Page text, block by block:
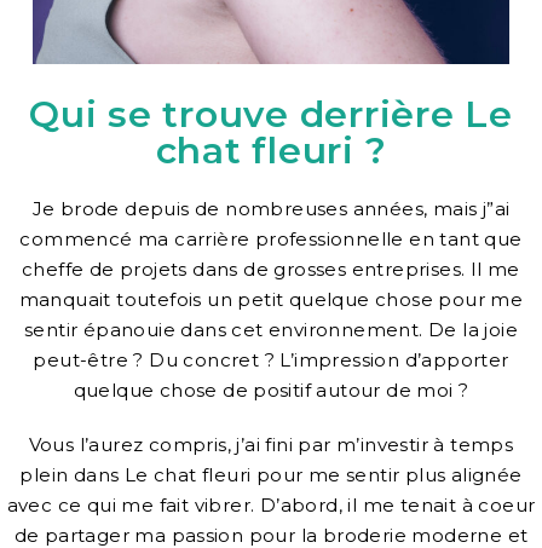
Qui se trouve derrière Le
chat fleuri ?
Je brode depuis de nombreuses années, mais j”ai
commencé ma carrière professionnelle en tant que
cheffe de projets dans de grosses entreprises. Il me
manquait toutefois un petit quelque chose pour me
sentir épanouie dans cet environnement. De la joie
peut-être ? Du concret ? L’impression d’apporter
quelque chose de positif autour de moi ?
Vous l’aurez compris, j’ai fini par m’investir à temps
plein dans Le chat fleuri pour me sentir plus alignée
avec ce qui me fait vibrer. D’abord, il me tenait à coeur
de partager ma passion pour la broderie moderne et